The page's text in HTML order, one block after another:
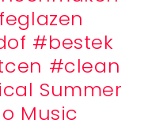
#bestek
#clean
Summer
Music